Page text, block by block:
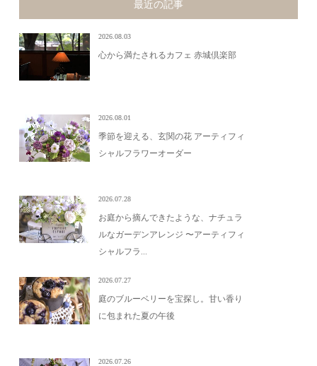
最近の記事
2026.08.03
心から満たされるカフェ 赤城倶楽部
2026.08.01
季節を迎える、玄関の花 アーティフィ
シャルフラワーオーダー
2026.07.28
お庭から摘んできたような、ナチュラ
ルなガーデンアレンジ 〜アーティフィ
シャルフラ...
2026.07.27
庭のブルーベリーを宝探し。甘い香り
に包まれた夏の午後
2026.07.26